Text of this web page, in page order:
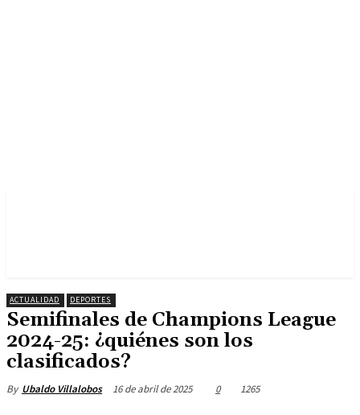
ACTUALIDAD DEPORTES
Semifinales de Champions League
2024-25: ¿quiénes son los
clasificados?
By Ubaldo Villalobos 16 de abril de 2025 0 1265